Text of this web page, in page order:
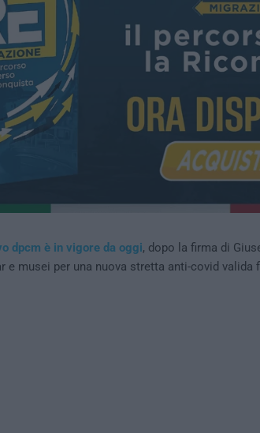
dpcm è in vigore da oggi, dopo la firma di
e musei per una nuova stretta anti-covid valida